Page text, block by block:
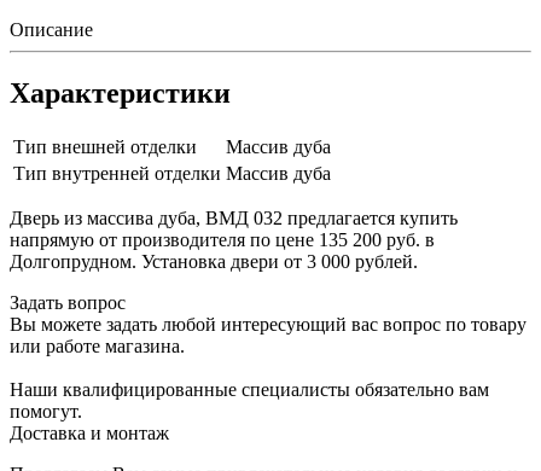
Описание
Характеристики
Тип внешней отделки
Массив дуба
Тип внутренней отделки Массив дуба
Дверь из массива дуба, ВМД 032 предлагается купить
напрямую от производителя по цене 135 200 руб. в
Долгопрудном. Установка двери от 3 000 рублей.
Задать вопрос
Вы можете задать любой интересующий вас вопрос по товару
или работе магазина.
Наши квалифицированные специалисты обязательно вам
помогут.
Доставка и монтаж